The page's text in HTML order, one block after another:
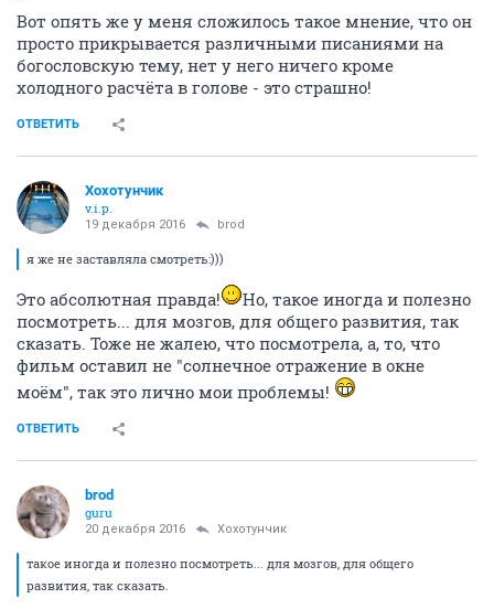
Вот опять же у меня сложилось такое мнение, что он
просто прикрывается различными писаниями на
богословскую тему, нет у него ничего кроме
холодного расчёта в голове - это страшно!
ОТВЕТИТЬ
Хохотунчик
v.i.p.
19 декабря 2016 brod
я же не заставляла смотреть:)))
Это абсолютная правда!
Но, такое иногда и полезно
посмотреть... для мозгов, для общего развития, так
сказать. Тоже не жалею, что посмотрела, а, то, что
фильм оставил не "солнечное отражение в окне
моём", так это лично мои проблемы!
ОТВЕТИТЬ
brod
guru
20 декабря 2016 Хохотунчик
такое иногда и полезно посмотреть... для мозгов, для общего
развития, так сказать.